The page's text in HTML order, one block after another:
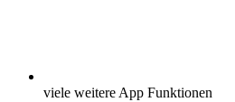
viele weitere App Funktionen